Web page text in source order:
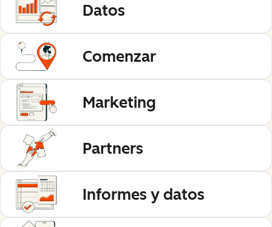
Datos
Comenzar
Marketing
Partners
Informes y datos